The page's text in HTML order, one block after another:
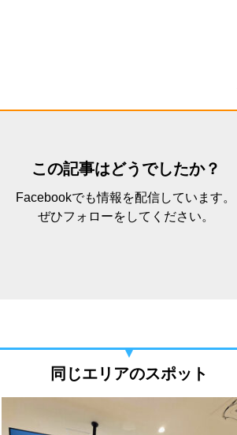
この記事はどうでしたか？
Facebookでも情報を配信しています。
ぜひフォローをしてください。
同じエリアのスポット